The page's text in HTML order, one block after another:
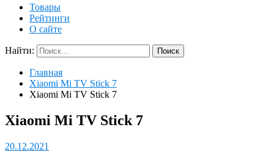
Товары
Рейтинги
О сайте
Найти:
Главная
Xiaomi Mi TV Stick 7
Xiaomi Mi TV Stick 7
Xiaomi Mi TV Stick 7
20.12.2021